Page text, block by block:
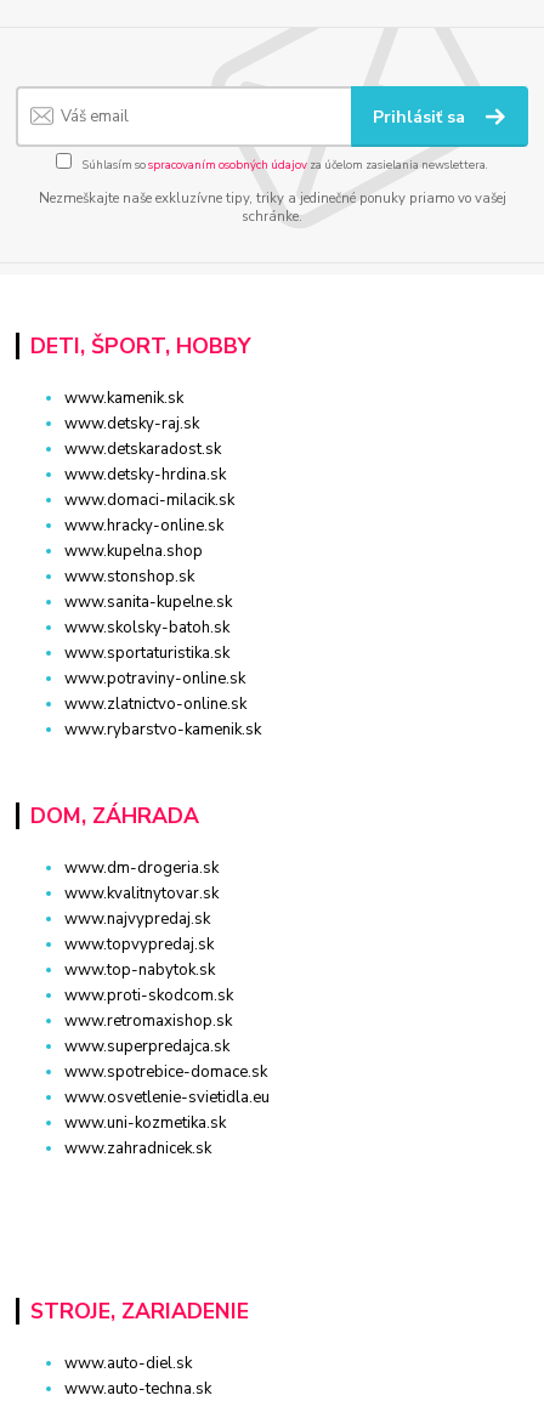
Prihlásiť sa
Súhlasím sospracovaním osobných údajov za účelom zasielania newslettera.
Nezmeškajte naše exkluzívne tipy, triky a jedinečné ponuky priamo vo vašej
schránke.
DETI, ŠPORT, HOBBY
www.kamenik.sk
www.detsky-raj.sk
www.detskaradost.sk
www.detsky-hrdina.sk
www.domaci-milacik.sk
www.hracky-online.sk
www.kupelna.shop
www.stonshop.sk
www.sanita-kupelne.sk
www.skolsky-batoh.sk
www.sportaturistika.sk
www.potraviny-online.sk
www.zlatnictvo-online.sk
www.rybarstvo-kamenik.sk
DOM, ZÁHRADA
www.dm-drogeria.sk
www.kvalitnytovar.sk
www.najvypredaj.sk
www.topvypredaj.sk
www.top-nabytok.sk
www.proti-skodcom.sk
www.retromaxishop.sk
www.superpredajca.sk
www.spotrebice-domace.sk
www.osvetlenie-svietidla.eu
www.uni-kozmetika.sk
www.zahradnicek.sk
STROJE, ZARIADENIE
www.auto-diel.sk
www.auto-techna.sk